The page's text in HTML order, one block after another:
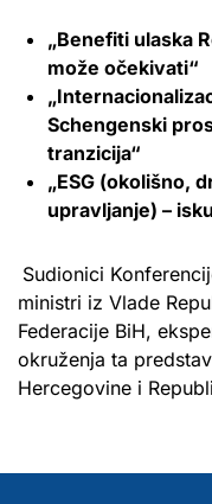
„Benefiti ulaska
može očekivati“
Schengenski
tranzicija“
„ESG (okolišno,
upravljanje) –
Sudionici
ministri iz Vlade
Federacije BiH,
okruženja ta
Hercegovine i